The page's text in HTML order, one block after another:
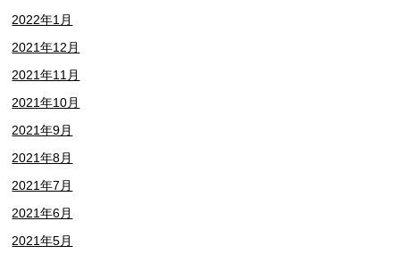
2022年1月
2021年12月
2021年11月
2021年10月
2021年9月
2021年8月
2021年7月
2021年6月
2021年5月